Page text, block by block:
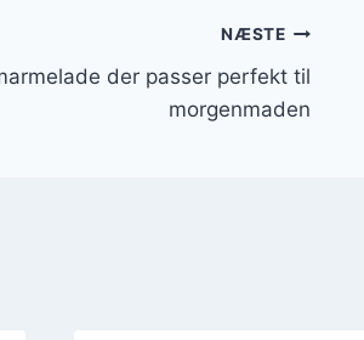
NÆSTE
der passer perfekt til
morgenmaden